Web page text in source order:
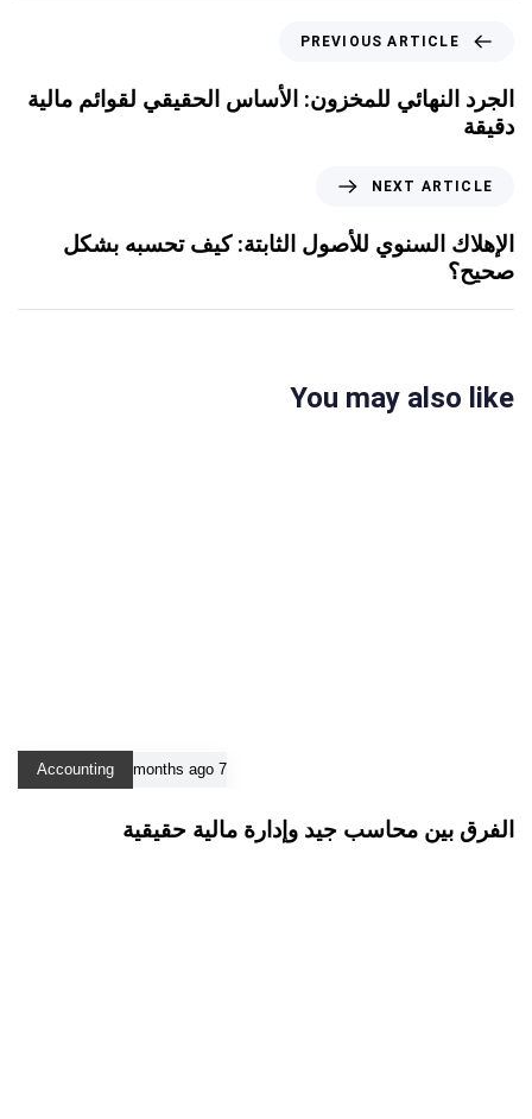
PREVIOUS ARTICLE
الجرد النهائي للمخزون: الأساس الحقيقي لقوائم مالية
دقيقة
NEXT ARTICLE
الإهلاك السنوي للأصول الثابتة: كيف تحسبه بشكل
صحيح؟
You may also like
7 months ago
Accounting
الفرق بين محاسب جيد وإدارة مالية حقيقية